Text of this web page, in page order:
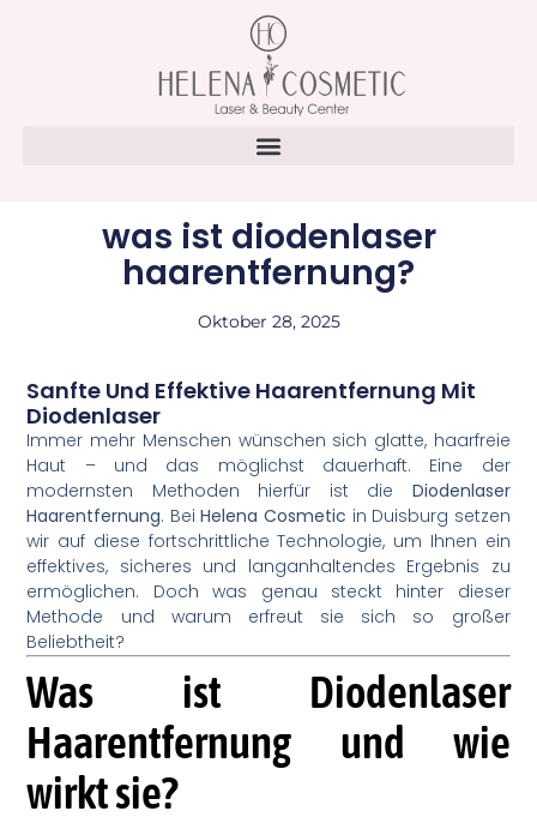
was ist diodenlaser
haarentfernung?
Oktober 28, 2025
Sanfte Und Effektive Haarentfernung Mit
Diodenlaser
Immer mehr Menschen wünschen sich glatte, haarfreie
Haut – und das möglichst dauerhaft. Eine der
modernsten Methoden hierfür ist die Diodenlaser
Haarentfernung. BeiHelena Cosmetic in Duisburg setzen
wir auf diese fortschrittliche Technologie, um Ihnen ein
effektives, sicheres und langanhaltendes Ergebnis zu
ermöglichen. Doch was genau steckt hinter dieser
Methode und warum erfreut sie sich so großer
Beliebtheit?
Was ist Diodenlaser
Haarentfernung und wie
wirkt sie?